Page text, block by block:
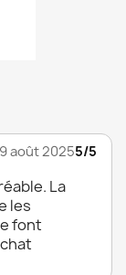
9 août 20255/5
La
les
font